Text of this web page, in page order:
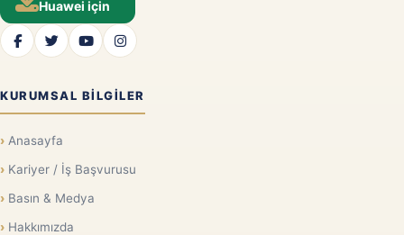
Huawei için
KURUMSAL BILGILER
Anasayfa
Kariyer / İş Başvurusu
Basın & Medya
Hakkımızda